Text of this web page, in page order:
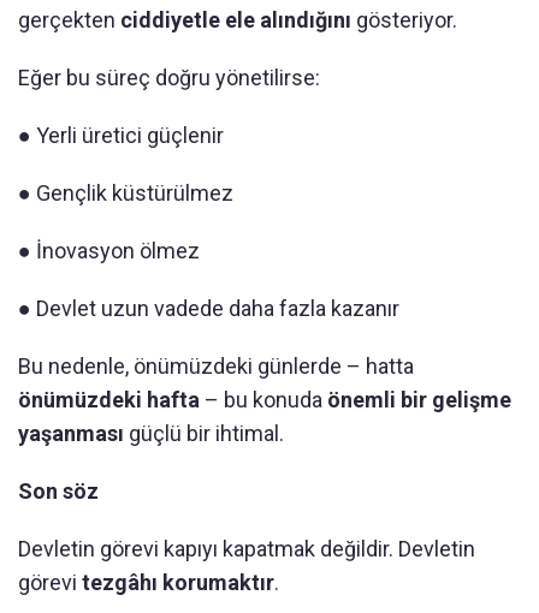
gerçekten ciddiyetle ele alındığını gösteriyor.
Eğer bu süreç doğru yönetilirse:
● Yerli üretici güçlenir
● Gençlik küstürülmez
● İnovasyon ölmez
● Devlet uzun vadede daha fazla kazanır
Bu nedenle, önümüzdeki günlerde – hatta
önümüzdeki hafta – bu konuda önemli bir gelişme
yaşanması güçlü bir ihtimal.
Son söz
Devletin görevi kapıyı kapatmak değildir. Devletin
görevi tezgâhı korumaktır.